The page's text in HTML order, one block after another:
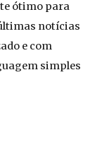
ótimo para
notícias
e com
simples